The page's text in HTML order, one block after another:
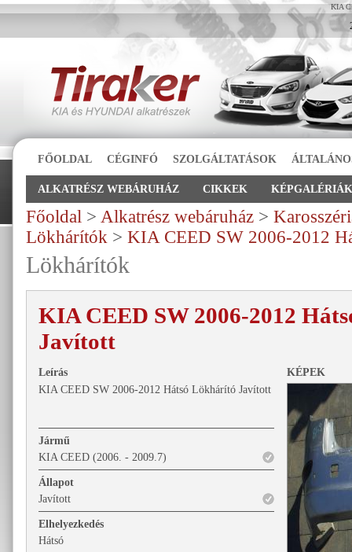
KIA
FŐOLDAL CÉGINFÓ SZOLGÁLTATÁSOK
ALKATRÉSZ WEBÁRUHÁZ CIKKEK KÉPGALÉRIÁK
Főoldal > Alkatrész webáruház >
Lökhárítók > KIA CEED SW 2006-2012
Lökhárítók
KIA CEED SW 2006-2012
Javított
KÉPEK
Leírás
KIA CEED SW 2006-2012 Hátsó Lökhárító Javított
Jármű
KIA CEED (2006. - 2009.7)
Állapot
Javított
Elhelyezkedés
Hátsó